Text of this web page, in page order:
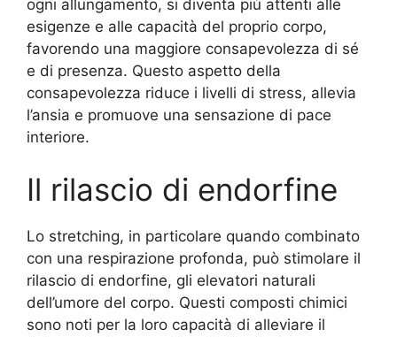
ogni allungamento, si diventa più attenti alle
esigenze e alle capacità del proprio corpo,
favorendo una maggiore consapevolezza di sé
e di presenza. Questo aspetto della
consapevolezza riduce i livelli di stress, allevia
l’ansia e promuove una sensazione di pace
interiore.
Il rilascio di endorfine
Lo stretching, in particolare quando combinato
con una respirazione profonda, può stimolare il
rilascio di endorfine, gli elevatori naturali
dell’umore del corpo. Questi composti chimici
sono noti per la loro capacità di alleviare il